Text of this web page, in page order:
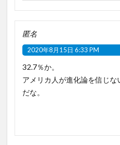
匿名
2020年8月15日 6:33 PM
32.7％か。
アメリカ人が進化論を信じ
だな。